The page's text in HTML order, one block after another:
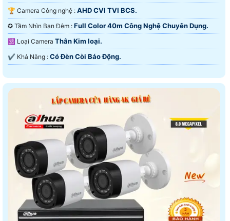
🏆 Camera Công nghệ : AHD CVI TVI BCS.
✪ Tầm Nhìn Ban Đêm : Full Color 40m Công Nghệ Chuyên Dụng.
🕉️ Loại Camera Thân Kim loại.
️✔️ Khả Năng : Có Ðèn Còi Báo Động.